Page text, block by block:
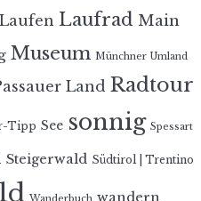
Laufen Laufrad Main
Museum Münchner Umland
Land Radtour
Tipp See sonnig Spessart
Steigerwald Südtirol | Trentino
Wanderbuch wandern